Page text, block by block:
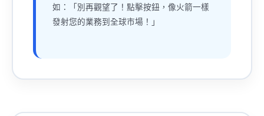
如：「別再觀望了！點擊按鈕，像火箭一樣
發射您的業務到全球市場！」